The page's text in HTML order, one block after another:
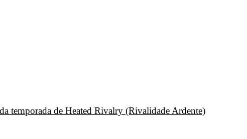
temporada de Heated Rivalry (Rivalidade Ardente)